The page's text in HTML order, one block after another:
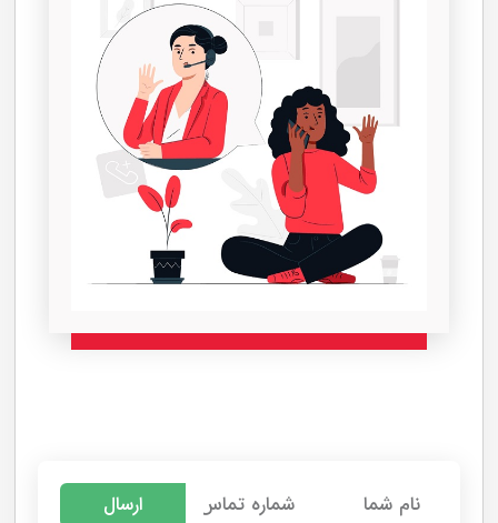
5
6
8
9
مشاهده همه
دریافت مشاوره رایگان قبل از خرید